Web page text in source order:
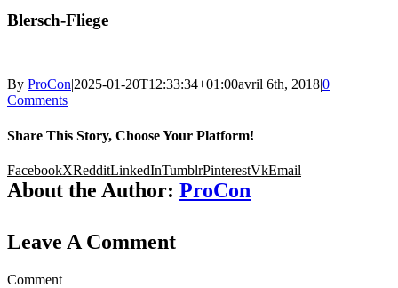
Blersch-Fliege
By ProCon|2025-01-20T12:33:34+01:00avril 6th, 2018|0
Comments
Share This Story, Choose Your Platform!
FacebookXRedditLinkedInTumblrPinterestVkEmail
About the Author: ProCon
Leave A Comment
Comment